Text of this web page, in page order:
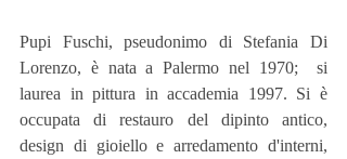
Pupi Fuschi, pseudonimo di Stefania Di
Lorenzo, è nata a Palermo nel 1970;  si
laurea in pittura in accademia 1997. Si è
occupata di restauro del dipinto antico,
design di gioiello e arredamento d'interni,